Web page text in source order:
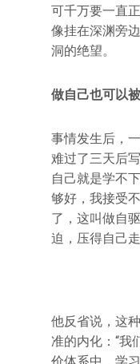
可千万要一直
像挂在深渊旁
洞的绝望。
做自己也可以
事情发生后，
难过了三天后
自己就是学不
够好，我接受
了，这叫做自
迫，压得自己
他反省说，这
准的内化：“我